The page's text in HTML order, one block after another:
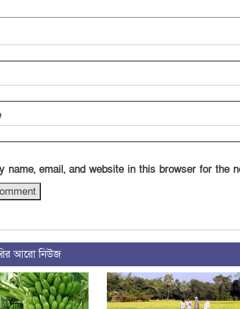
name, email, and website in this browser for the
আরো নিউজ